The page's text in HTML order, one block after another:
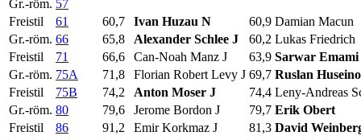
Gr.-röm. 57
Freistil
61 60,7 Ivan Huzau N 60,9 Damian Macun
Gr.-röm. 66 65,8 Alexander Schlee J 60,2 Lukas Friedrich
Freistil
71 66,6 Can-Noah Manz J 63,9 Sarwar Emami
Gr.-röm. 75A 71,8 Florian Robert Levy J 69,7 Ruslan
Freistil
75B 74,2 Anton Moser J 74,4 Leny-Andreas
Gr.-röm. 80 79,6 Jerome Bordon J 79,7 Erik Obert
Freistil
86 91,2 Emir Korkmaz J 81,3 David